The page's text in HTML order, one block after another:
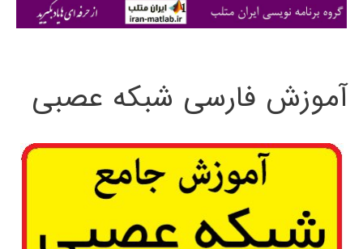
ی
آموزش فارسی شبکه عصبی